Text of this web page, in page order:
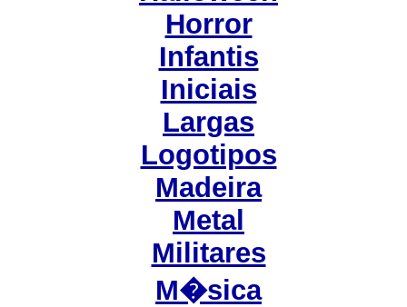
Horror
Infantis
Iniciais
Largas
Logotipos
Madeira
Metal
Militares
M�sica